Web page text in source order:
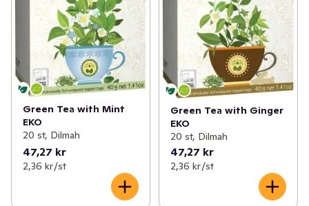
elefanterna samt miljön i Sri Lanka. Läs gärna mer på
www.dilmahconservation.org
Green Tea with Mint
EKO
20 st, Dilmah
47,27 kr
2,36 kr /st
Green Tea with Ginger
EKO
20 st, Dilmah
47,27 kr
2,36 kr /st